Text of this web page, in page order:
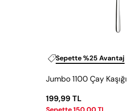
Sepette %25 Avantaj
Jumbo 1100 Çay Kaşığı
199,99 TL